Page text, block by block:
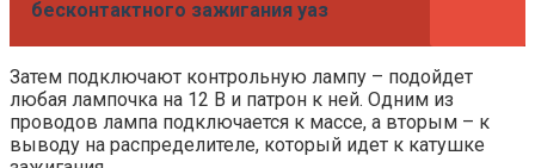
бесконтактного зажигания уаз
Затем подключают контрольную лампу – подойдет
любая лампочка на 12 В и патрон к ней. Одним из
проводов лампа подключается к массе, а вторым – к
выводу на распределителе, который идет к катушке